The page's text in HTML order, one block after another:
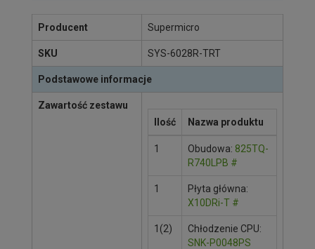
Producent Supermicro
SKU SYS-6028R-TRT
Podstawowe informacje
Zawartość zestawu
Ilość
Nazwa produktu
1 Obudowa: 825TQ-
R740LPB #
1
Płyta główna:
X10DRi-T #
1(2)
Chłodzenie CPU:
SNK-P0048PS